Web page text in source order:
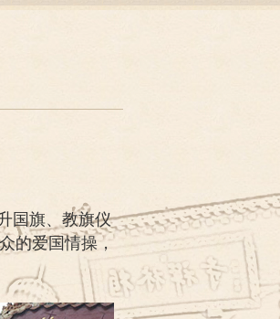
国旗、教旗仪
的爱国情操，